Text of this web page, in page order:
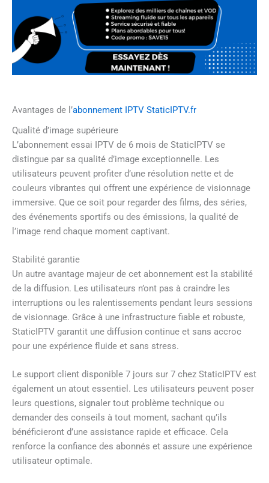
Avantages de l’abonnement IPTV StaticIPTV.fr
Qualité d’image supérieure
L’abonnement essai IPTV de 6 mois de StaticIPTV se
distingue par sa qualité d’image exceptionnelle. Les
utilisateurs peuvent profiter d’une résolution nette et de
couleurs vibrantes qui offrent une expérience de visionnage
immersive. Que ce soit pour regarder des films, des séries,
des événements sportifs ou des émissions, la qualité de
l’image rend chaque moment captivant.
Stabilité garantie
Un autre avantage majeur de cet abonnement est la stabilité
de la diffusion. Les utilisateurs n’ont pas à craindre les
interruptions ou les ralentissements pendant leurs sessions
de visionnage. Grâce à une infrastructure fiable et robuste,
StaticIPTV garantit une diffusion continue et sans accroc
pour une expérience fluide et sans stress.
Le support client disponible 7 jours sur 7 chez StaticIPTV est
également un atout essentiel. Les utilisateurs peuvent poser
leurs questions, signaler tout problème technique ou
demander des conseils à tout moment, sachant qu’ils
bénéficieront d’une assistance rapide et efficace. Cela
renforce la confiance des abonnés et assure une expérience
utilisateur optimale.